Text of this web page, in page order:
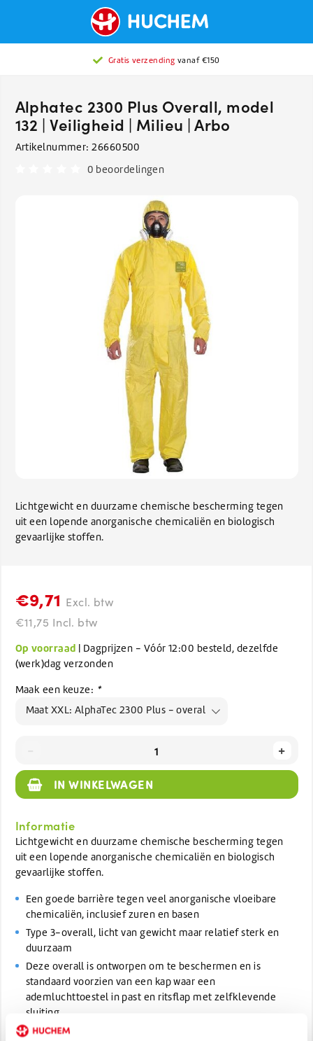
Gratis verzending vanaf €150
Alphatec 2300 Plus Overall, model
132 | Veiligheid | Milieu | Arbo
Artikelnummer: 26660500
0 beoordelingen
Lichtgewicht en duurzame chemische bescherming tegen
uit een lopende anorganische chemicaliën en biologisch
gevaarlijke stoffen.
€9,71 Excl. btw
€11,75 Incl. btw
Op voorraad | Dagprijzen - Vóór 12:00 besteld, dezelfde
(werk)dag verzonden
Maak een keuze: *
Maat XXL: AlphaTec 2300 Plus - overal
+
IN WINKELWAGEN
Informatie
Lichtgewicht en duurzame chemische bescherming tegen
uit een lopende anorganische chemicaliën en biologisch
gevaarlijke stoffen.
Een goede barrière tegen veel anorganische vloeibare
chemicaliën, inclusief zuren en basen
Type 3-overall, licht van gewicht maar relatief sterk en
duurzaam
Deze overall is ontworpen om te beschermen en is
standaard voorzien van een kap waar een
ademluchttoestel in past en ritsflap met zelfklevende
sluiting
Opvallend lichtgeel voor extra veiligheid van de